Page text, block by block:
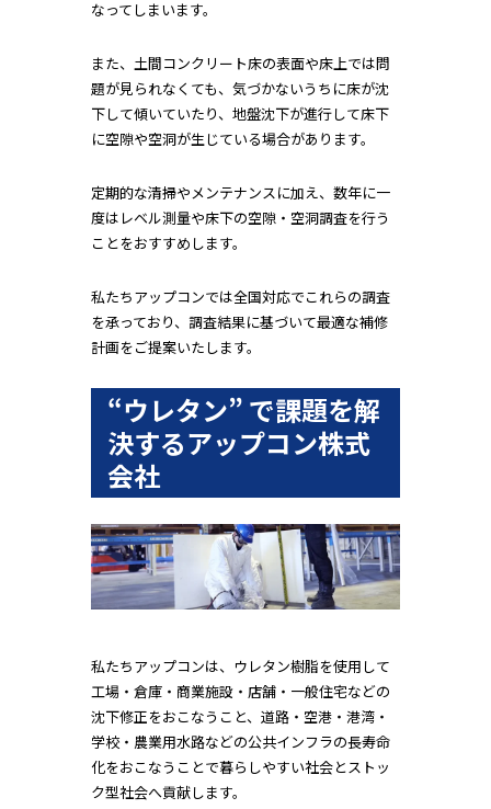
なってしまいます。
また、土間コンクリート床の表面や床上では問
題が見られなくても、気づかないうちに床が沈
下して傾いていたり、地盤沈下が進行して床下
に空隙や空洞が生じている場合があります。
定期的な清掃やメンテナンスに加え、数年に一
度はレベル測量や床下の空隙・空洞調査を行う
ことをおすすめします。
私たちアップコンでは全国対応でこれらの調査
を承っており、調査結果に基づいて最適な補修
計画をご提案いたします。
“ウレタン” で課題を解
決するアップコン株式
会社
私たちアップコンは、ウレタン樹脂を使用して
工場・倉庫・商業施設・店舗・一般住宅などの
沈下修正をおこなうこと、道路・空港・港湾・
学校・農業用水路などの公共インフラの長寿命
化をおこなうことで暮らしやすい社会とストッ
ク型社会へ貢献します。